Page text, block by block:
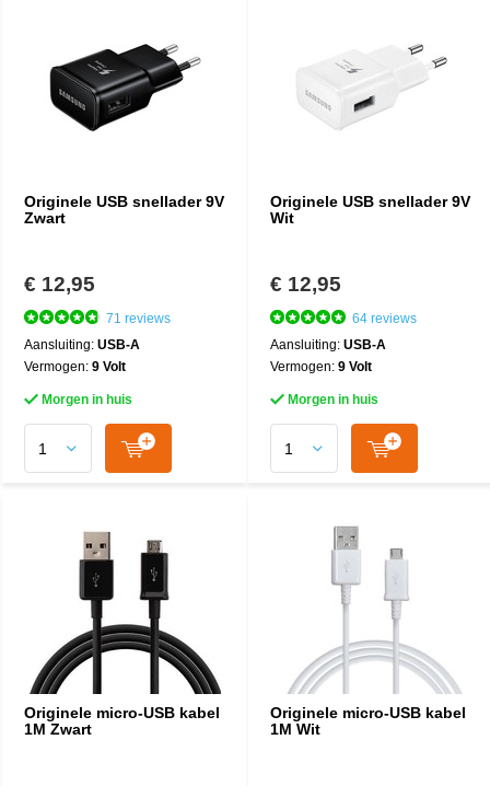
Originele USB snellader 9V
Zwart
€ 12,95
71 reviews
Aansluiting: USB-A
Vermogen: 9 Volt
Morgen in huis
Originele USB snellader 9V
Wit
€ 12,95
64 reviews
Aansluiting: USB-A
Vermogen: 9 Volt
Morgen in huis
Originele micro-USB kabel
1M Zwart
Originele micro-USB kabel
1M Wit